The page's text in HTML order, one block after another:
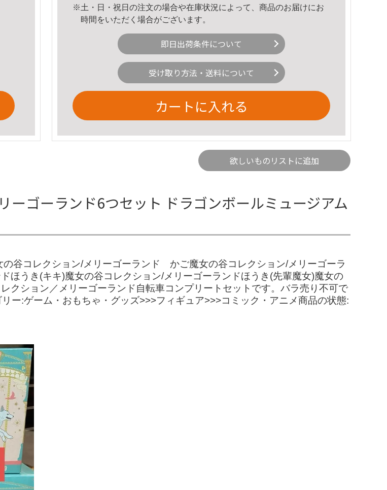
※土・日・祝日の注文の場合や在庫状況によって、商品のお届けにお
時間をいただく場合がございます。
即日出荷条件について
受け取り方法・送料について
カートに入れる
欲しいものリストに追加
ゴーランド6つセット ドラゴンボールミュージアム
コレクション/メリーゴーランド かご魔女の谷コレクション/メリーゴーラ
うき(キキ)魔女の谷コレクション/メリーゴーランドほうき(先輩魔女)魔女の
ション／メリーゴーランド自転車コンプリートセットです。バラ売り不可で
ー:ゲーム・おもちゃ・グッズ>>>フィギュア>>>コミック・アニメ商品の状態: